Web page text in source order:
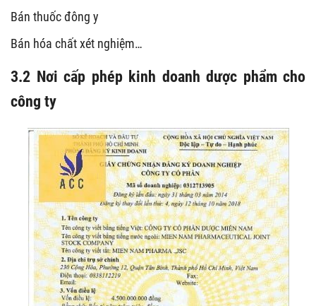
Bán thuốc đông y
Bán hóa chất xét nghiệm…
3.2 Nơi cấp phép kinh doanh dược phẩm cho
công ty